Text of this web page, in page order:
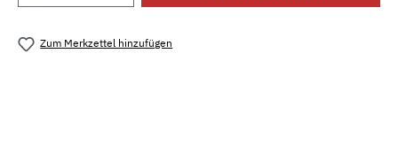
Zum Merkzettel hinzufügen